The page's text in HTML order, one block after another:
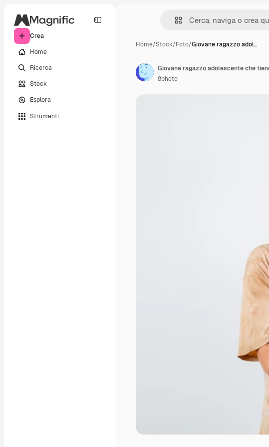
Crea
Home
Ricerca
Stock
Esplora
Strumenti
Home/Stock/Foto/Giovane ragazzo adol…
8photo